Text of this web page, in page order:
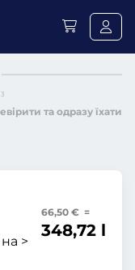
та одразу їхати
>
66,50 € =
348,72 l